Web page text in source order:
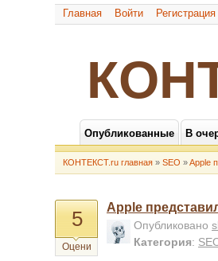
Главная Войти Регистрация
Опубликованные В
КОНТЕКСТ.ru главная » SEO »Apple
5
Оцени
Apple
Опубликовано
Категория: